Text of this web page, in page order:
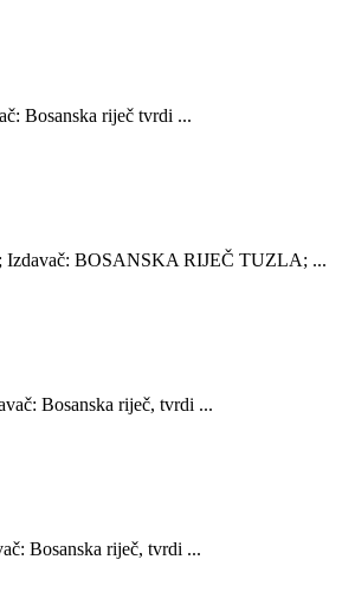
Bosanska riječ tvrdi ...
Izdavač: BOSANSKA RIJEČ TUZLA; ...
Bosanska riječ, tvrdi ...
Bosanska riječ, tvrdi ...